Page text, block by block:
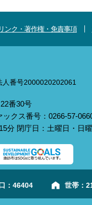
リンク・著作権・免責事項
人番号2000020202061
番30号
クス番号：0266-57-
分 閉庁日：土曜日・日
： 46404 世帯：